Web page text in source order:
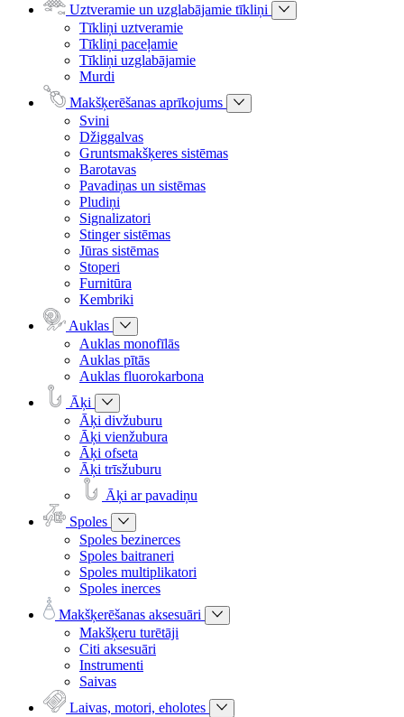
Uztveramie un uzglabājamie tīkliņi
Tīkliņi uztveramie
Tīkliņi paceļamie
Tīkliņi uzglabājamie
Murdi
Makšķerēšanas aprīkojums
Svini
Džiggalvas
Gruntsmakšķeres sistēmas
Barotavas
Pavadiņas un sistēmas
Pludiņi
Signalizatori
Stinger sistēmas
Jūras sistēmas
Stoperi
Furnitūra
Kembriki
Auklas
Auklas monofīlās
Auklas pītās
Auklas fluorokarbona
Āķi
Āķi divžuburu
Āķi vienžubura
Āķi ofseta
Āķi trīsžuburu
Āķi ar pavadiņu
Spoles
Spoles bezinerces
Spoles baitraneri
Spoles multiplikatori
Spoles inerces
Makšķerēšanas aksesuāri
Makšķeru turētāji
Citi aksesuāri
Instrumenti
Saivas
Laivas, motori, eholotes